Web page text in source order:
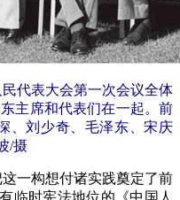
代表大会第一次会议全体
主席和代表们在一起。前
、刘少奇、毛泽东、宋庆
/摄
一构想付诸实践奠定了前
临时宪法地位的《中国人